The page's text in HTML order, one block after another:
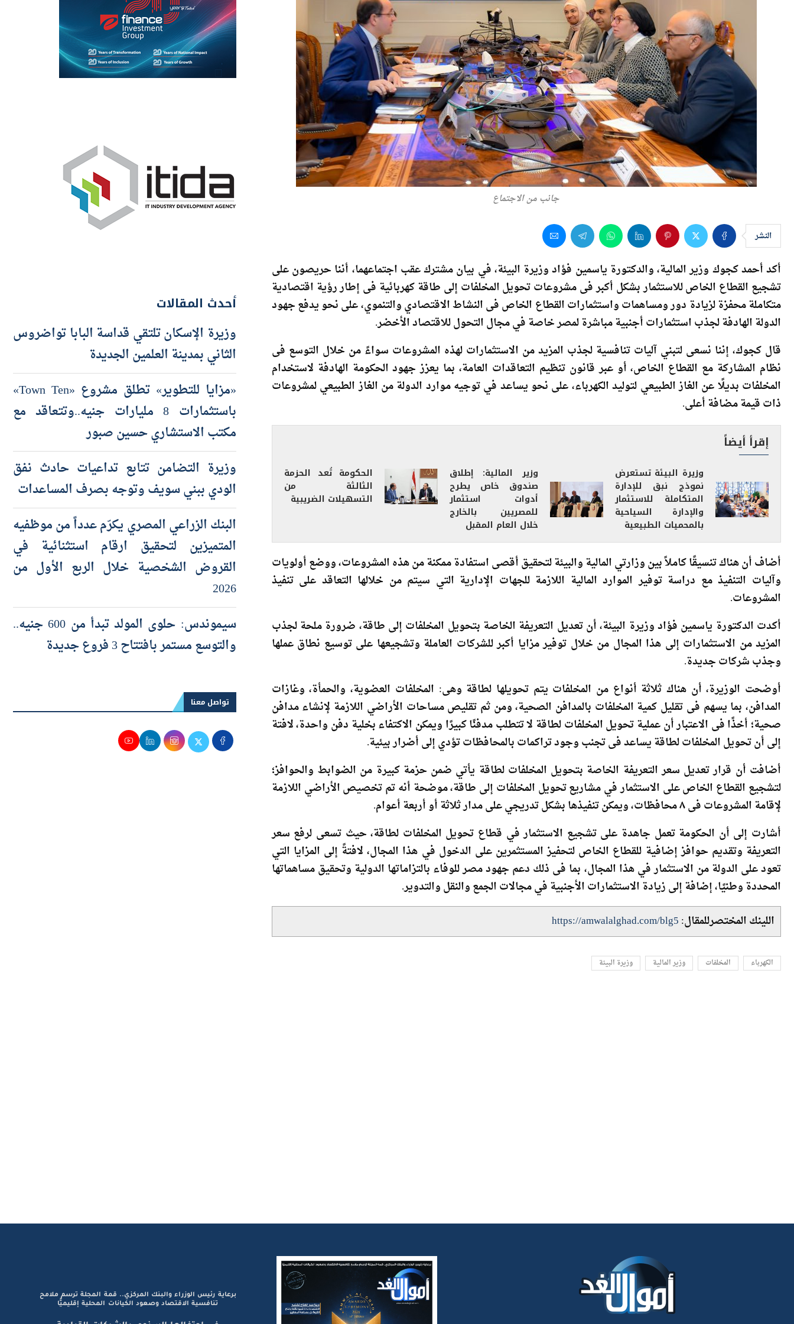
أكد أحمد كجوك وزير المالية، والدكتورة ياسمين فؤاد وزيرة البيئة، في بيان مشترك عقب اجتماعهما، أننا حريصون على
تشجيع القطاع الخاص للاستثمار بشكل أكبر فى مشروعات تحويل المخلفات إلى طاقة كهربائية فى إطار رؤية اقتصادية
متكاملة محفزة لزيادة دور ومساهمات واستثمارات القطاع الخاص فى النشاط الاقتصادي والتنموي، على نحو يدفع جهود
الدولة الهادفة لجذب استثمارات أجنبية مباشرة لمصر خاصة في مجال التحول للاقتصاد الأخضر.
قال كجوك، إننا نسعى لتبني آليات تنافسية لجذب المزيد من الاستثمارات لهذه المشروعات سواءً من خلال التوسع فى
نظام المشاركة مع القطاع الخاص، أو عبر قانون تنظيم التعاقدات العامة، بما يعزز جهود الحكومة الهادفة لاستخدام
المخلفات بديلًا عن الغاز الطبيعي لتوليد الكهرباء، على نحو يساعد في توجيه موارد الدولة من الغاز الطبيعي لمشروعات
ذات قيمة مضافة أعلى.
إقرأ أيضاً
وزيرة البيئة تستعرض
نموذج نبق للإدارة
المتكاملة للاستثمار
والإدارة السياحية
بالمحميات الطبيعية
وزير المالية: إطلاق
صندوق خاص يطرح
أدوات استثمار
للمصريين بالخارج
خلال العام المقبل
الحكومة تُعد الحزمة
الثالثة من
أضاف أن هناك تنسيقًا كاملاً بين وزارتي المالية والبيئة لتحقيق أقصى استفادة ممكنة من هذه المشروعات، ووضع أولويات
وآليات التنفيذ مع دراسة توفير الموارد المالية اللازمة للجهات الإدارية التي سيتم من خلالها التعاقد على تنفيذ
المشروعات.
أكدت الدكتورة ياسمين فؤاد وزيرة البيئة، أن تعديل التعريفة الخاصة بتحويل المخلفات إلى طاقة، ضرورة ملحة لجذب
المزيد من الاستثمارات إلى هذا المجال من خلال توفير مزايا أكبر للشركات العاملة وتشجيعها على توسيع نطاق عملها
وجذب شركات جديدة.
أوضحت الوزيرة، أن هناك ثلاثة أنواع من المخلفات يتم تحويلها لطاقة وهى: المخلفات العضوية، والحمأة، وغازات
المدافن، بما يسهم فى تقليل كمية المخلفات بالمدافن الصحية، ومن ثم تقليص مساحات الأراضي اللازمة لإنشاء مدافن
صحية؛ أخذًا فى الاعتبار أن عملية تحويل المخلفات لطاقة لا تتطلب مدفنًا كبيرًا ويمكن الاكتفاء بخلية دفن واحدة، لافتة
إلى أن تحويل المخلفات لطاقة يساعد فى تجنب وجود تراكمات بالمحافظات تؤدي إلى أضرار بيئية.
أضافت أن قرار تعديل سعر التعريفة الخاصة بتحويل المخلفات لطاقة يأتي ضمن حزمة كبيرة من الضوابط والحوافز؛
لتشجيع القطاع الخاص على الاستثمار في مشاريع تحويل المخلفات إلى طاقة، موضحة أنه تم تخصيص الأراضي اللازمة
لإقامة المشروعات فى ٨ محافظات، ويمكن تنفيذها بشكل تدريجي على مدار ثلاثة أو أربعة أعوام.
أشارت إلى أن الحكومة تعمل جاهدة على تشجيع الاستثمار في قطاع تحويل المخلفات لطاقة، حيث تسعى لرفع سعر
التعريفة وتقديم حوافز إضافية للقطاع الخاص لتحفيز المستثمرين على الدخول في هذا المجال، لافتةً إلى المزايا التي
تعود على الدولة من الاستثمار في هذا المجال، بما فى ذلك دعم جهود مصر للوفاء بالتزاماتها الدولية وتحقيق مساهماتها
المحددة وطنيًا، إضافة إلى زيادة الاستثمارات الأجنبية في مجالات الجمع والنقل والتدوير.
اللينك المختصرللمقال:https://amwalalghad.com/blg5
أحدث المقالات
وزيرة الإسكان تلتقي قداسة البابا تواضروس
الثاني بمدينة العلمين الجديدة
«مزايا للتطوير» تطلق مشروع «Town Ten»
باستثمارات 8 مليارات جنيه..وتتعاقد مع
مكتب الاستشاري حسين صبور
وزيرة التضامن تتابع تداعيات حادث نفق
الودي ببني سويف وتوجه بصرف المساعدات
البنك الزراعي المصري يكرّم عدداً من موظفيه
المتميزين لتحقيق ارقام استثنائية في
القروض الشخصية خلال الربع الأول من
2026
سيموندس: حلوى المولد تبدأ من 600 جنيه..